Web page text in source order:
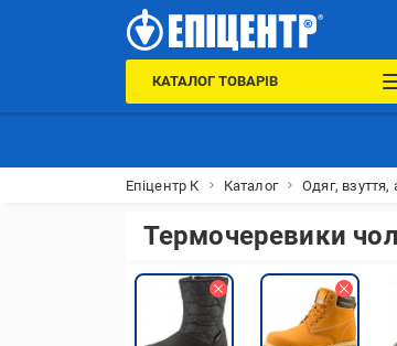
КАТАЛОГ ТОВАРІВ
Епіцентр К Каталог Одяг, взуття,
Термочеревики